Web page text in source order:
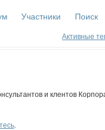
Участники Поиск
Активные
и клентов
.